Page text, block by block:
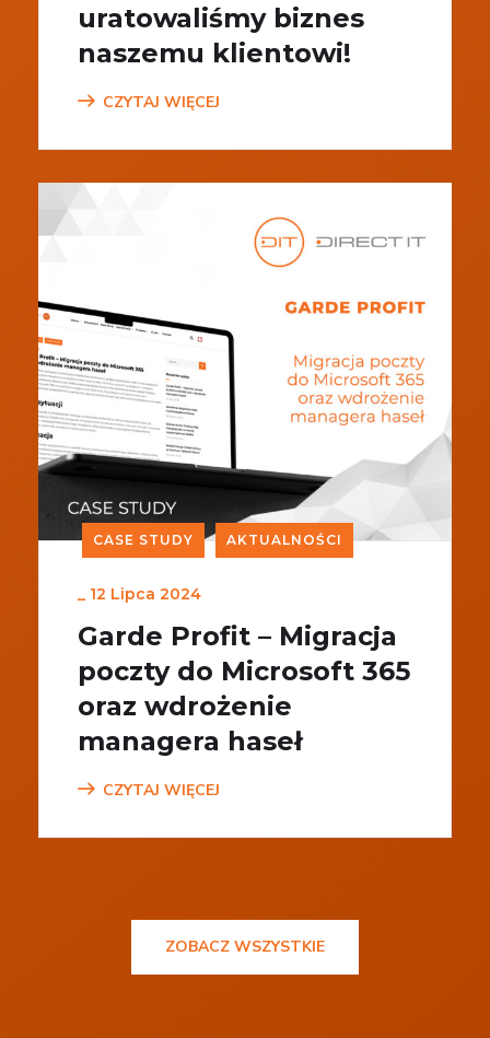
uratowaliśmy biznes
naszemu klientowi!
CZYTAJ WIĘCEJ
CASE STUDY AKTUALNOŚCI
_ 12 Lipca 2024
Garde Profit – Migracja
poczty do Microsoft 365
oraz wdrożenie
managera haseł
CZYTAJ WIĘCEJ
ZOBACZ WSZYSTKIE